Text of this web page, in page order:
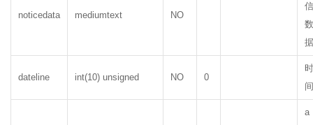
noticedata mediumtext NO
信
数
据
dateline int(10) unsigned NO 0
时
间
a